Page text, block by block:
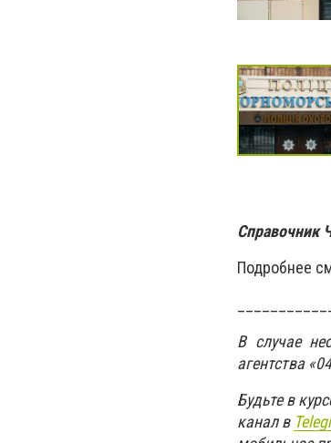
Справочник
Подробнее
В случае
агентства
Будьте в
канал в